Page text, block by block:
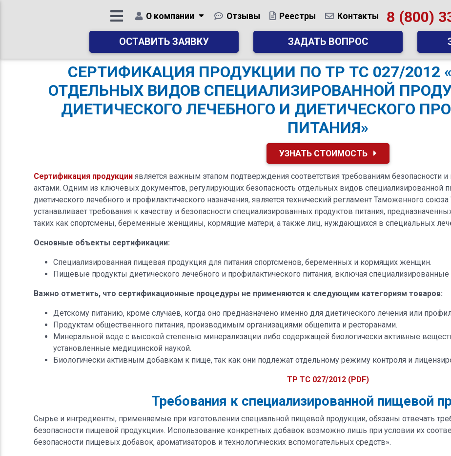
О компании Отзывы Реестры Контакты 8 (800)
ОСТАВИТЬ ЗАЯВКУ ЗАДАТЬ ВОПРОС
СЕРТИФИКАЦИЯ ПРОДУКЦИИ ПО ТР ТС 027/2012
ОТДЕЛЬНЫХ ВИДОВ СПЕЦИАЛИЗИРОВАННОЙ
ДИЕТИЧЕСКОГО ЛЕЧЕБНОГО И ДИЕТИЧЕСКОГО
ПИТАНИЯ»
УЗНАТЬ СТОИМОСТЬ
Сертификация продукцииявляется важным этапом подтверждения соответствия требованиям безопасности
актами. Одним из ключевых документов, регулирующих безопасность отдельных видов специализированной
диетического лечебного и профилактического назначения, является технический регламент Таможенного союза
устанавливает требования к качеству и безопасности специализированных продуктов питания,
таких как спортсмены, беременные женщины, кормящие матери, а также лиц, нуждающихся в специальных
Основные объекты сертификации:
Специализированная пищевая продукция для питания спортсменов, беременных и кормящих женщин.
Пищевые продукты диетического лечебного и профилактического питания, включая
Важно отметить, что сертификационные процедуры не применяются к следующим категориям товаров:
Детскому питанию, кроме случаев, когда оно предназначено именно для диетического лечения или
Продуктам общественного питания, производимым организациями общепита и ресторанами.
Минеральной воде с высокой степенью минерализации либо содержащей биологически активные
установленные медицинской наукой.
Биологически активным добавкам к пище, так как они подлежат отдельному режиму контроля и
ТР ТС 027/2012 (PDF)
Требования к специализированной пищевой
Сырье и ингредиенты, применяемые при изготовлении специальной пищевой продукции, обязаны отвечать
безопасности пищевой продукции». Использование конкретных добавок возможно лишь при условии их
безопасности пищевых добавок, ароматизаторов и технологических вспомогательных средств».